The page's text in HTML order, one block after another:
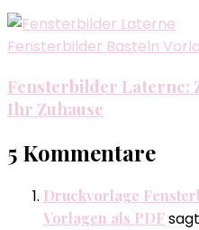
Fensterbilder Basteln
Fensterbilder Laterne:
Ihr Zuhause
5 Kommentare
Druckvorlage
Vorlagen als PDF